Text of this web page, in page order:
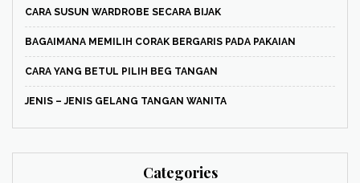
CARA SUSUN WARDROBE SECARA BIJAK
BAGAIMANA MEMILIH CORAK BERGARIS PADA PAKAIAN
CARA YANG BETUL PILIH BEG TANGAN
JENIS – JENIS GELANG TANGAN WANITA
Categories